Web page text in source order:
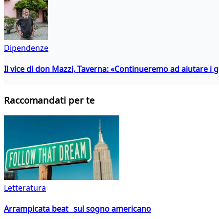
Dipendenze
Il vice di don Mazzi, Taverna: «Continueremo ad aiutare i
Raccomandati per te
Letteratura
Arrampicata beat sul sogno americano